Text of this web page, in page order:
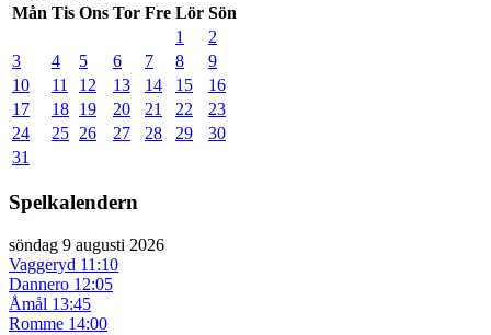
Mån Tis Ons Tor Fre Lör Sön
1
2
3
4 5 6 7 8
9
10
11 12 13 14 15
16
17
18 19 20 21 22
23
24
25 26 27 28 29
30
31
Spelkalendern
söndag 9 augusti 2026
Vaggeryd 11:10
Dannero 12:05
Åmål 13:45
Romme 14:00